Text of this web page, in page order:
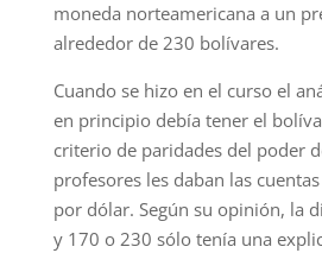
moneda norteamericana a un
alrededor de 230 bolívares.
Cuando se hizo en el curso el
en principio debía tener el
criterio de paridades del poder
profesores les daban las
por dólar. Según su opinión, la
y 170 o 230 sólo tenía una